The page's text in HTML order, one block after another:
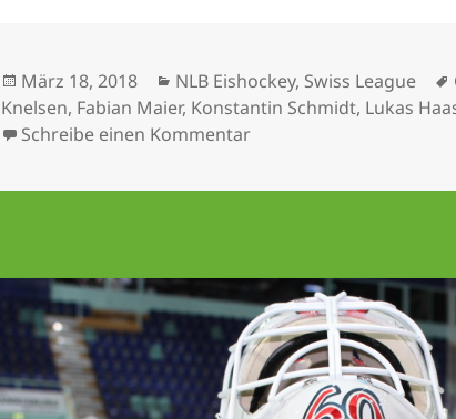
Veröffentlicht
am
März 18, 2018 Kategorien
NLB Eishockey, Swiss League
Knelsen, Fabian Maier, Konstantin Schmidt, Lukas
Schreibe einen Kommentarzu Maus (und Haas) du